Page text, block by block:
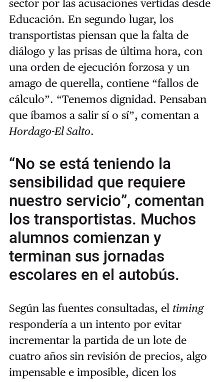
sector por las acusaciones vertidas desde
Educación. En segundo lugar, los
transportistas piensan que la falta de
diálogo y las prisas de última hora, con
una orden de ejecución forzosa y un
amago de querella, contiene “fallos de
cálculo”. “Tenemos dignidad. Pensaban
que íbamos a salir sí o sí”, comentan a
Hordago-El Salto.
“No se está teniendo la
sensibilidad que requiere
nuestro servicio”, comentan
los transportistas. Muchos
alumnos comienzan y
terminan sus jornadas
escolares en el autobús.
Según las fuentes consultadas, el timing
respondería a un intento por evitar
incrementar la partida de un lote de
cuatro años sin revisión de precios, algo
impensable e imposible, dicen los